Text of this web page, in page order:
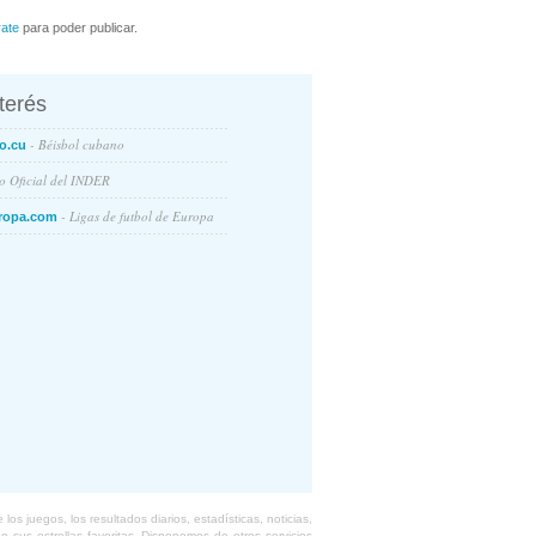
para poder publicar.
- Béisbol cubano
Oficial del INDER
- Ligas de futbol de Europa
juegos, los resultados diarios, estadísticas, noticias,